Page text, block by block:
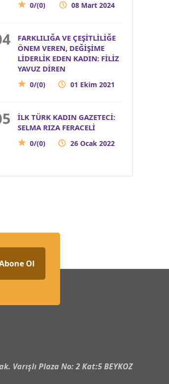
0/(0) 08 Mart 2024
FARKLILIĞA VE ÇEŞİTLİLİĞE
ÖNEM VEREN, DEĞİŞİME
LİDERLİK EDEN KADIN: FİLİZ
YAVUZ DİREN
0/(0) 01 Ekim 2021
İLK TÜRK KADIN GAZETECİ:
SELMA RIZA FERACELİ
0/(0) 26 Ocak 2022
Ol
Varışlı Plaza No: 2 Kat:5 BEYKOZ